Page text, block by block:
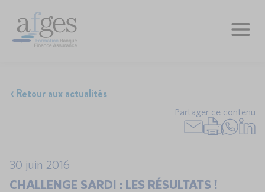
Retour aux actualités
Partager ce contenu
30 juin 2016
CHALLENGE SARDI : LES RÉSULTATS !